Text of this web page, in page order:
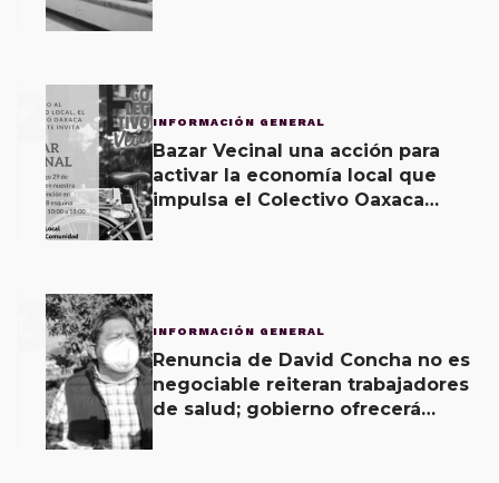
2 INFORMACIÓN GENERAL
Bazar Vecinal una acción para
activar la economía local que
impulsa el Colectivo Oaxaca
3 INFORMACIÓN GENERAL
Renuncia de David Concha no es
negociable reiteran trabajadores
de salud; gobierno ofrecerá